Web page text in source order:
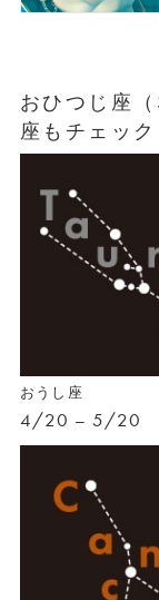
おひつじ座
座もチェック
おうし座
4/20 – 5/20